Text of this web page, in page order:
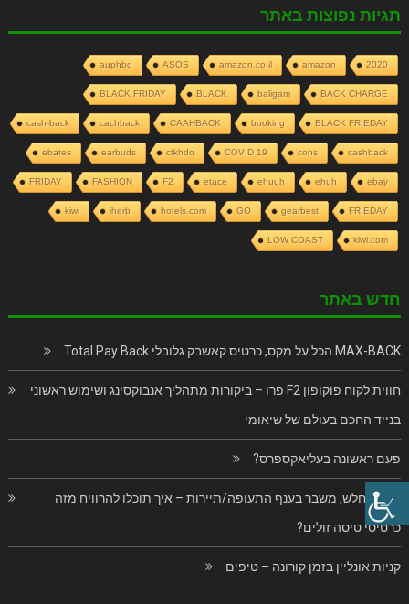
תגיות נפוצות באתר
2020
amazon
amazon.co.il
ASOS
auphbd
BACK CHARGE
baligam
BLACK
BLACK FRIDAY
BLACK FRIEDAY
booking
CAAHBACK
cachback
cash-back
cashback
cons
COVID 19
ctkhdo
earbuds
ebates
ebay
ehuh
ehuuh
etace
F2
FASHION
FRIDAY
FRIEDAY
gearbest
GO
hotels.com
iherb
kiwi
kiwi.com
LOW COAST
חדש באתר
MAX-BACK הכל על מקס, כרטיס קאשבק גלובלי Total Pay Back
חווית לקוח פוקופון F2 פרו – ביקורות מתהליך אנבוקסינג ושימוש ראשוני
בנייד החכם בעולם של שיאומי
פעם ראשונה בעליאקספרס?
בוקינג חלש, משבר בענף התעופה/תיירות – איך תוכלו להרוויח מזה
כרטיסי טיסה זולים?
קניות אונליין בזמן קורונה – טיפים